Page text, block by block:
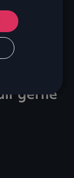
variieren.
gerne